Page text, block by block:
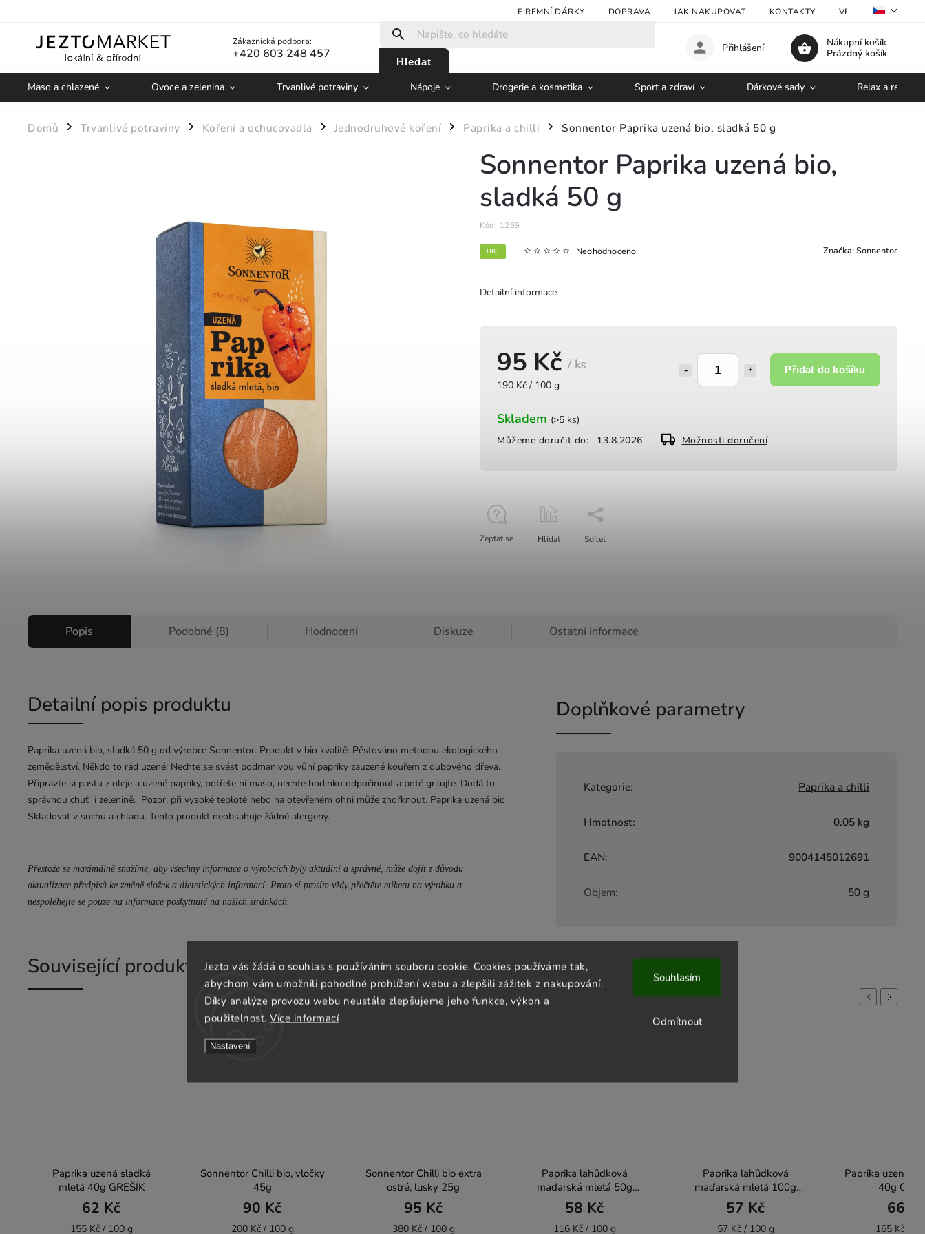
Jezto vás žádá o souhlas s používáním souboru cookie. Cookies používáme tak,
abychom vám umožnili pohodlné prohlížení webu a zlepšili zážitek z nakupování.
Díky analýze provozu webu neustále zlepšujeme jeho funkce, výkon a
použitelnost. Více informací
Nastavení
Odmítnout
Souhlasím
FIREMNÍ DÁRKY DOPRAVA JAK NAKUPOVAT KONTAKTY VELKOOBCHOD
Zákaznická podpora:
+420 603 248 457
Hledat
Nákupní košík
Prázdný košík
Přihlášení
Maso a chlazené Ovoce a zelenina Trvanlivé potraviny Nápoje Drogerie a kosmetika Sport a zdraví Dárkové sady Relax a
Domů / Trvanlivé potraviny / Koření a ochucovadla / Jednodruhové koření / Paprika a chilli / Sonnentor Paprika uzená bio, sladká 50 g
95 Kč/ ks
190 Kč / 100 g
Přidat do košíku
Skladem (>5 ks)
Můžeme doručit do:
13.8.2026 Možnosti doručení
Sonnentor Paprika uzená bio,
sladká 50 g
Kód: 1269
BIO Neohodnoceno Značka:Sonnentor
Detailní informace
Zeptat se Hlídat Sdílet
Popis Podobné (8) Hodnocení Diskuze Ostatní informace
Detailní popis produktu
Paprika uzená bio, sladká 50 g od výrobce Sonnentor. Produkt v bio kvalitě. Pěstováno metodou ekologického
zemědělství. Někdo to rád uzené! Nechte se svést podmanivou vůní papriky zauzené kouřem z dubového dřeva.
Připravte si pastu z oleje a uzené papriky, potřete ní maso, nechte hodinku odpočinout a poté grilujte. Dodá tu
správnou chuť i zelenině. Pozor, při vysoké teplotě nebo na otevřeném ohni může zhořknout. Paprika uzená bio
Skladovat v suchu a chladu. Tento produkt neobsahuje žádné alergeny.
Přestože se maximálně snažíme, aby všechny informace o výrobcích byly aktuální a správné, může dojít z důvodu
aktualizace předpisů ke změně složek a dietetických informací. Proto si prosím vždy přečtěte etiketu na výrobku a
nespoléhejte se pouze na informace poskytnuté na našich stránkách.
Doplňkové parametry
Kategorie: Paprika a chilli
Hmotnost: 0.05 kg
EAN: 9004145012691
Objem: 50 g
Související produkty
Previous
Paprika uzená sladká
mletá 40g GREŠÍK
62 Kč
155 Kč / 100 g
BIO
Sonnentor Chilli bio, vločky
45g
90 Kč
200 Kč / 100 g
Sonnentor Chilli bio extra
ostré, lusky 25g
95 Kč
380 Kč / 100 g
Paprika lahůdková
maďarská mletá 50g
GREŠÍK
58 Kč
116 Kč / 100 g
Paprika lahůdková
maďarská mletá 100g
GREŠÍK
57 Kč
57 Kč / 100 g
Paprika uzená
40g
66 Kč
165 Kč /
Next